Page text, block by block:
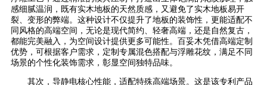
感细腻温润，既有实木地板的天然质感，又避免了实木地板易开
裂、变形的弊端。这种设计不仅提升了地板的装饰性，更能适配不
同风格的高端空间，无论是现代简约、轻奢高端，还是自然复古，
都能完美融入，为空间设计提供更多可能性。百妥木凭借高端定制
优势，可根据客户需求，定制专属混色搭配与浮雕花纹，满足不同
场景的个性化装饰需求，彰显空间独特品味。
其次，导静电核心性能，适配特殊高端场景。这是该专利产品